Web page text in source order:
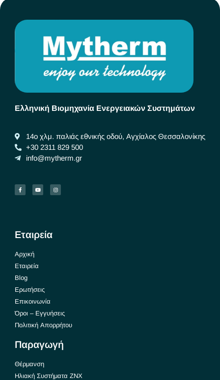
Ελληνική Βιομηχανία Ενεργειακών Συστημάτων
14ο χλμ. παλιάς εθνικής οδού, Αγχίαλος Θεσσαλονίκης
+30 2311 829 500
info@mytherm.gr
Εταιρεία
Αρχική
Εταιρεία
Blog
Ερωτήσεις
Επικοινωνία
Όροι – Εγγυήσεις
Πολιτική Απορρήτου
Παραγωγή
Θέρμανση
Ηλιακή Συστήματα ΖΝΧ